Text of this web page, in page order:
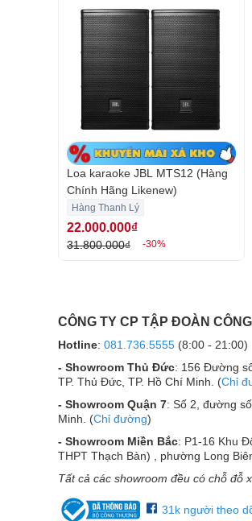
dùng phải thất vọng bởi được
30cm, cực kỳ phù hợp với
công suất cao, dải tần thấp và
thanh của loa karaoke rõ ràng,
khiến người nghe thưởng thức
Loa có công suất trung bình là
các dàn âm thanh chuyên
loa có thể dùng để chơi nhạc ở
hết mình cùng âm nhạc mà
Loa karaoke JBL MTS12 (Hàng
Chính Hãng Likenew)
Hàng Thanh Lý
22.000.000₫
31.800.000₫ -30%
CÔNG TY CP TẬP ĐOÀN
Hotline: 081.736.5555 (8:00 - 21:00)
- Showroom Thủ Đức: 156 Đường
TP. Thủ Đức, TP. Hồ Chí Minh. (Chỉ
- Showroom Quận 7: Số 2, đường
Minh. (Chỉ đường)
- Showroom Miền Bắc: P1-16 Khu
THPT Thạch Bàn) , phường Long
Tất cả các showroom đều có chỗ đỗ
31k người theo